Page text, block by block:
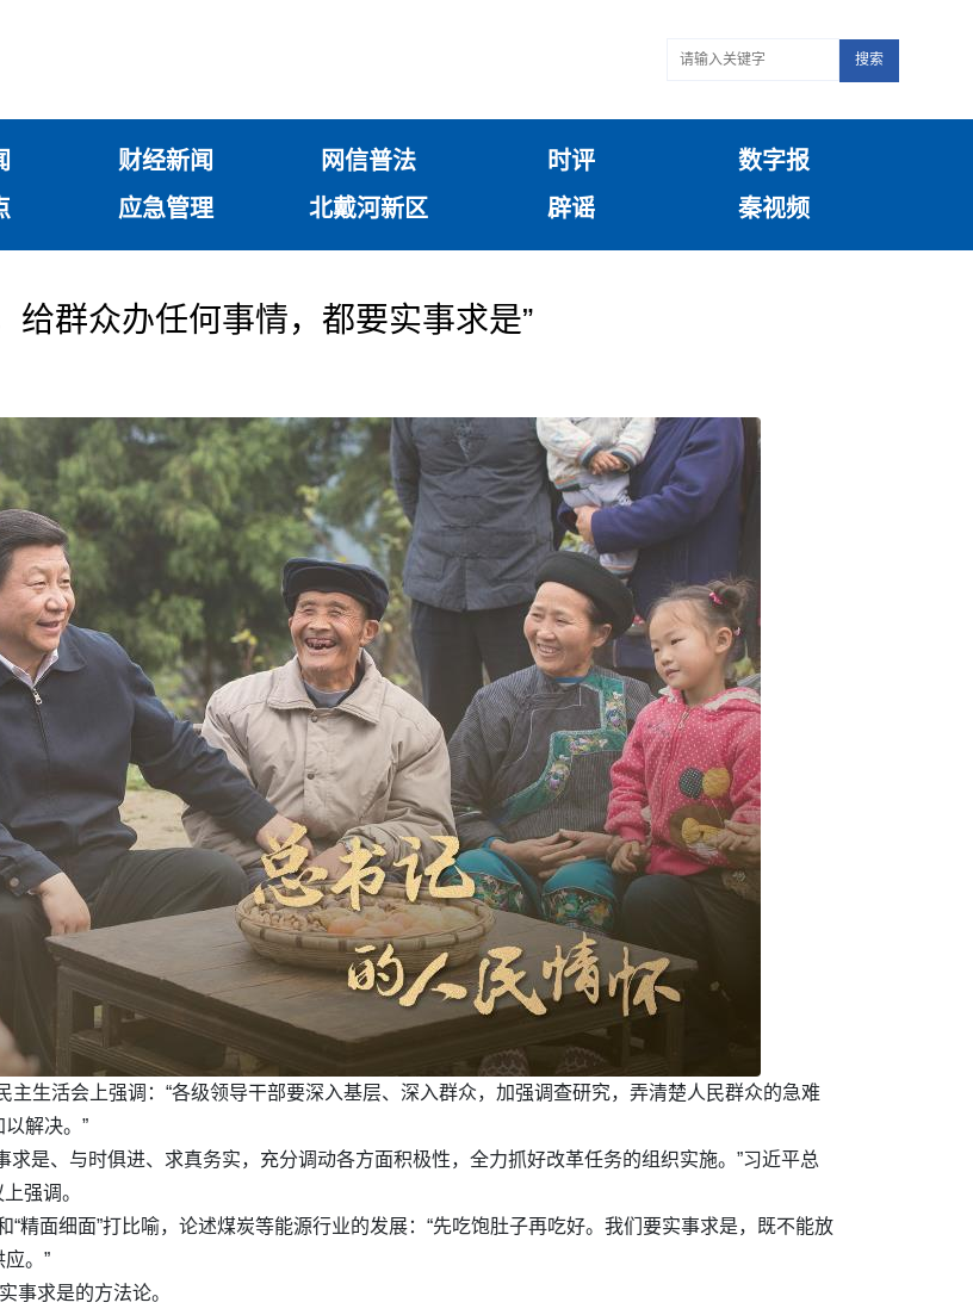
搜索
财经新闻 网信普法 时评
数字报
应急管理 北戴河新区 辟谣 秦视频
给群众办任何事情，都要实事求是”
生活会上强调：“各级领导干部要深入基层、深入群众，加强调查研究，弄清楚人民群众的急难
解决。”
是、与时俱进、求真务实，充分调动各方面积极性，全力抓好改革任务的组织实施。”习近平总
强调。
“精面细面”打比喻，论述煤炭等能源行业的发展：“先吃饱肚子再吃好。我们要实事求是，既不能放
。”
事求是的方法论。